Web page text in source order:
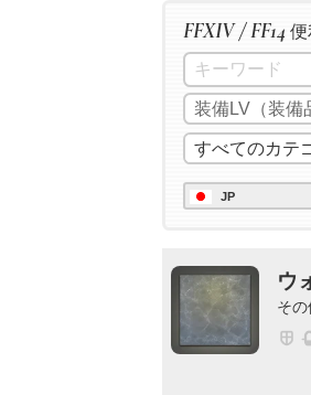
FFXIV / FF14 便
JP
ウ
そ